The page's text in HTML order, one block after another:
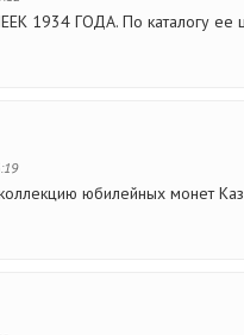
1934 ГОДА. По каталогу ее
юбилейных монет